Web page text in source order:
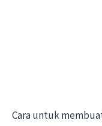
Cara untuk